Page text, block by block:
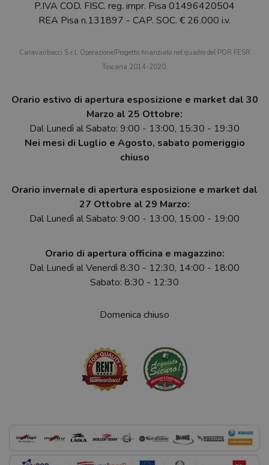
P.IVA COD. FISC. reg. impr. Pisa 01496420504
REA Pisa n.131897 - CAP. SOC. € 26.000 i.v.
Caravanbacci S.r.l. Operazione/Progetto finanziato nel quadro del POR FESR
Toscana 2014-2020.
Orario estivo di apertura esposizione e market dal 30
Marzo al 25 Ottobre:
Dal Lunedì al Sabato: 9:00 - 13:00, 15:30 - 19:30
Nei mesi di Luglio e Agosto, sabato pomeriggio
chiuso
Orario invernale di apertura esposizione e market dal
27 Ottobre al 29 Marzo:
Dal Lunedì al Sabato: 9:00 - 13:00, 15:00 - 19:00
Orario di apertura officina e magazzino:
Dal Lunedì al Venerdì 8:30 - 12:30, 14:00 - 18:00
Sabato: 8:30 - 12:30
Domenica chiuso